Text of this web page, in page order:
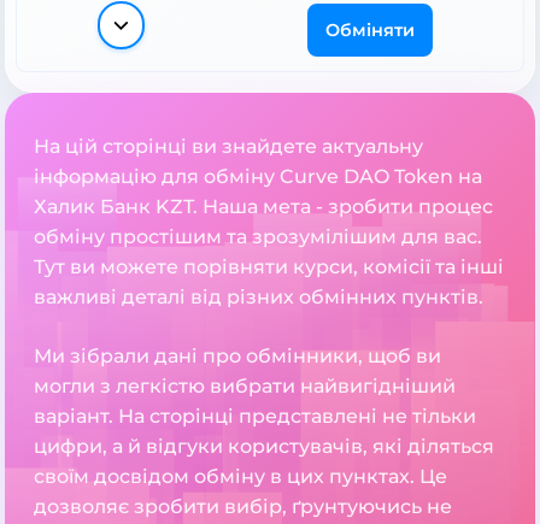
Обміняти
На цій сторінці ви знайдете актуальну
інформацію для обміну Curve DAO Token на
Халик Банк KZT. Наша мета - зробити процес
обміну простішим та зрозумілішим для вас.
Тут ви можете порівняти курси, комісії та інші
важливі деталі від різних обмінних пунктів.
Ми зібрали дані про обмінники, щоб ви
могли з легкістю вибрати найвигідніший
варіант. На сторінці представлені не тільки
цифри, а й відгуки користувачів, які діляться
своїм досвідом обміну в цих пунктах. Це
дозволяє зробити вибір, ґрунтуючись не